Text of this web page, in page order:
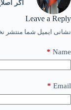
اگر
Leave a Reply
نشانی ایمیل شما منتشر
Name
*
Email
*